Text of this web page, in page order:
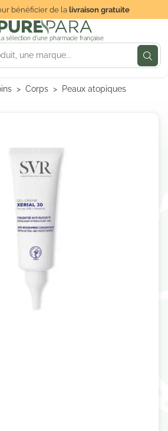
bénéficier de lalivraison gratuite
La sélection d'une pharmacie française
Corps Peaux atopiques